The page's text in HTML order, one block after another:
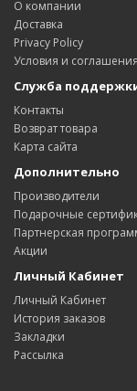
О компании
Доставка
Privacy Policy
Условия и соглашения
Служба
Контакты
Возврат товара
Карта сайта
Дополнительно
Производители
Подарочные
Партнерская
Акции
Личный Кабинет
Личный Кабинет
История заказов
Закладки
Рассылка